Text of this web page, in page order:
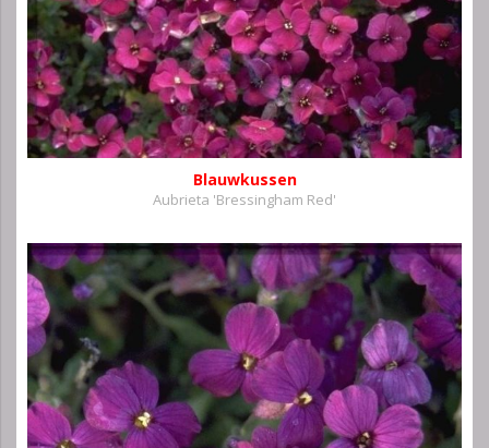
Blauwkussen
Aubrieta 'Bressingham Red'